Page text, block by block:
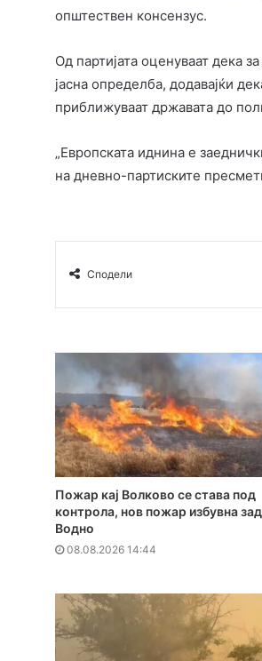
општествен консензус.
Од партијата оценуваат дека
јасна определба, додавајќи
приближуваат државата до
„Европската иднина е
на дневно-партиските
Сподели
Пожар кај Волково се става под
контрола, нов пожар избувна зад
Водно
08.08.2026 14:44